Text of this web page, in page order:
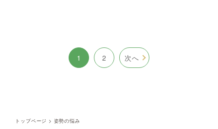
1 2 次へ
トップページ > 姿勢の悩み